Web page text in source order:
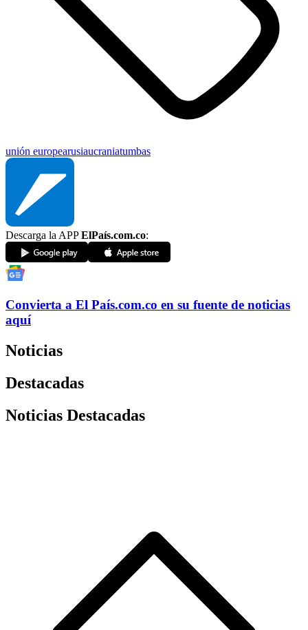
unión europearusiaucraniatumbas
Descarga la APPElPaís.com.co:
Convierta a El País.com.co en su fuente de noticias
aquí
Noticias
Destacadas
Noticias Destacadas